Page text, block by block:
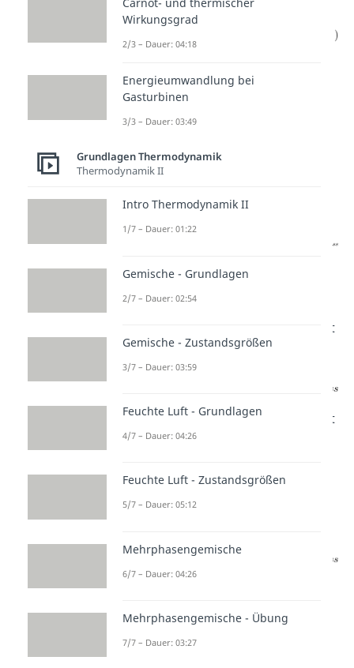
Energiewird der Term:
eingesetzt, wodurch wir
schließlich für die Wärme Q
festhalten können:
= spezifische molare
Wärmekapazität
Durch Zusammenfassen resultiert
für die Wärme der Ausdruck:
Bei einem reversiblen Prozess fällt
dabei die Dissipationsarbeit weg (
Ersetzen wir
; falls
Carnot- und thermischer
Wirkungsgrad
2/3 – Dauer: 04:18
Energieumwandlung bei
Gasturbinen
3/3 – Dauer: 03:49
Grundlagen Thermodynamik
Thermodynamik II
Intro Thermodynamik II
1/7 – Dauer: 01:22
Gemische - Grundlagen
2/7 – Dauer: 02:54
Gemische - Zustandsgrößen
3/7 – Dauer: 03:59
Feuchte Luft - Grundlagen
4/7 – Dauer: 04:26
Feuchte Luft - Zustandsgrößen
5/7 – Dauer: 05:12
Mehrphasengemische
6/7 – Dauer: 04:26
Mehrphasengemische - Übung
7/7 – Dauer: 03:27